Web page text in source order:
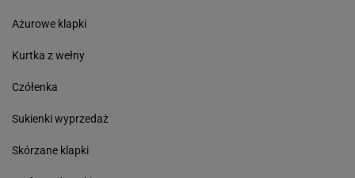
Ażurowe klapki
Kurtka z wełny
Czółenka
Sukienki wyprzedaż
Skórzane klapki